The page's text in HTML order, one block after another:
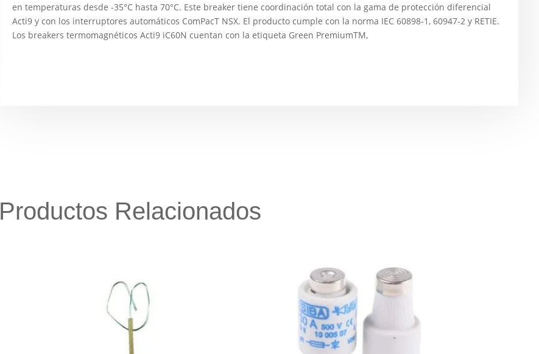
en temperaturas desde -35°C hasta 70°C. Este breaker tiene coordinación total con la gama de protección diferencial
Acti9 y con los interruptores automáticos ComPacT NSX. El producto cumple con la norma IEC 60898-1, 60947-2 y RETIE.
Los breakers termomagnéticos Acti9 iC60N cuentan con la etiqueta Green PremiumTM,
Productos Relacionados